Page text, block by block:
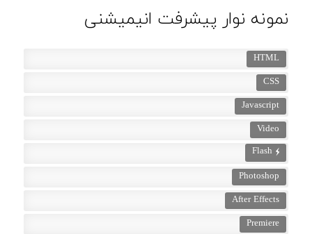
نمونه نوار پیشرفت انیمیشنی
HTML
CSS
Javascript
Video
Flash
Photoshop
After Effects
Premiere